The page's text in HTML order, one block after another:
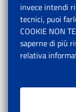
invece intendi
tecnici, puoi
COOKIE NON
saperne di più
relativa